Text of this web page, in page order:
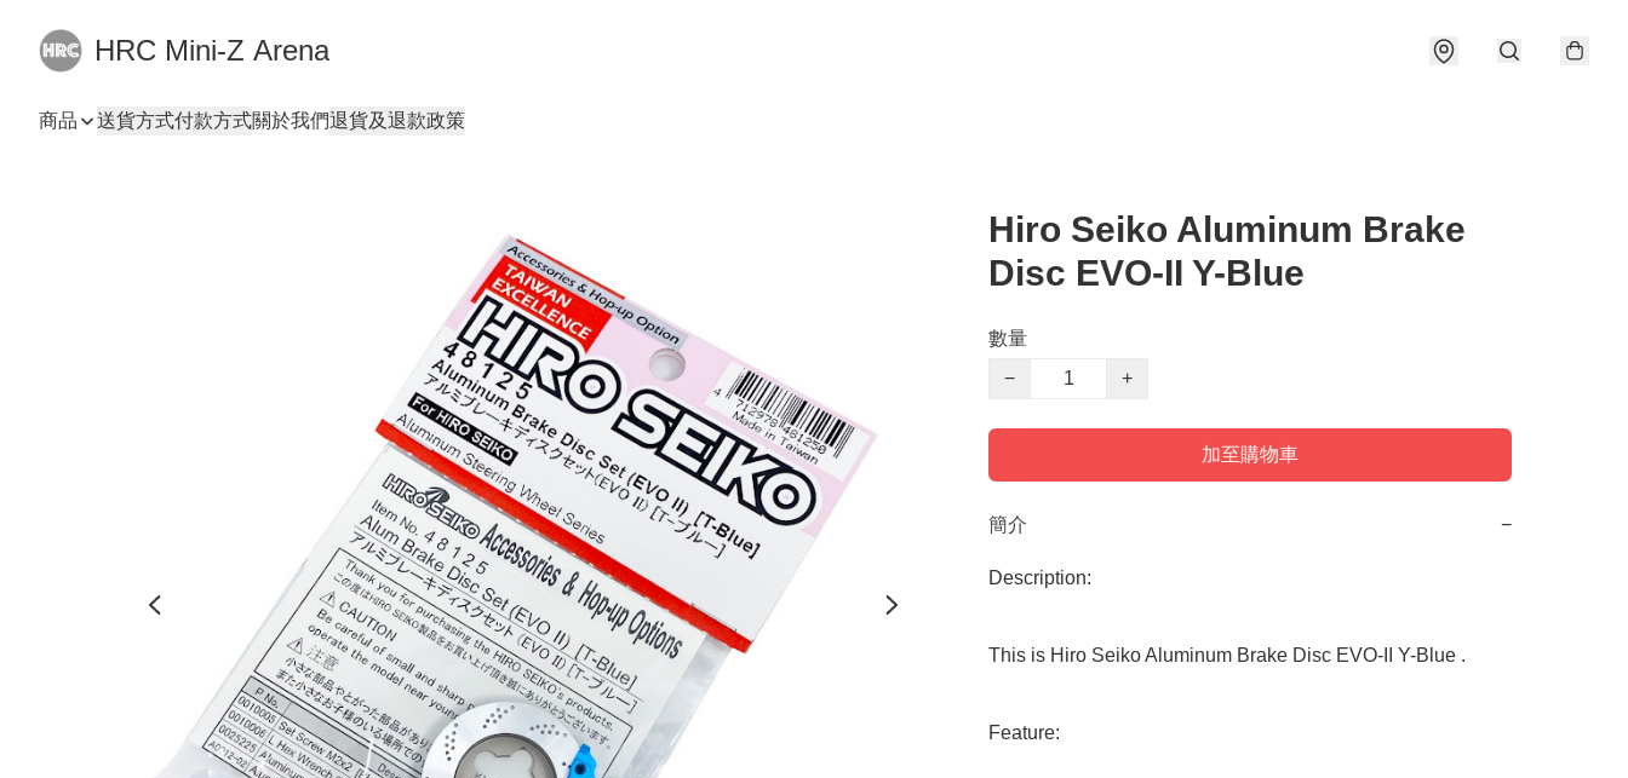
HRC Mini-Z Arena
商品 送貨方式付款方式關於我們退貨及退款政策
Hiro Seiko Aluminum Brake
Disc EVO-II Y-Blue
數量
−
+
加至購物車
簡介 −
Description:
This is Hiro Seiko Aluminum Brake Disc EVO-II Y-Blue .
Feature: